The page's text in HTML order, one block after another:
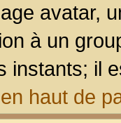
avatar,
à un
instants; il
haut de